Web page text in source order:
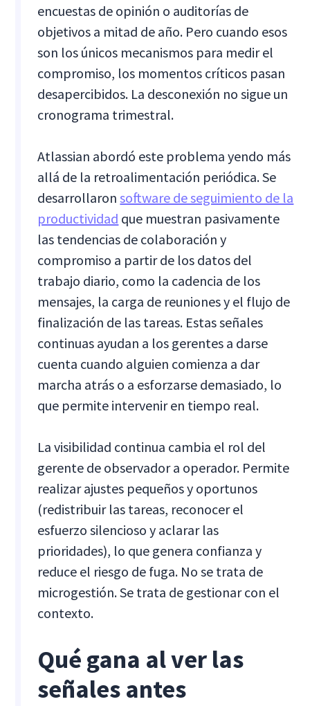
encuestas de opinión o auditorías de
objetivos a mitad de año. Pero cuando esos
son los únicos mecanismos para medir el
compromiso, los momentos críticos pasan
desapercibidos. La desconexión no sigue un
cronograma trimestral.
Atlassian abordó este problema yendo más
allá de la retroalimentación periódica. Se
desarrollaronsoftware de seguimiento de la
productividad que muestran pasivamente
las tendencias de colaboración y
compromiso a partir de los datos del
trabajo diario, como la cadencia de los
mensajes, la carga de reuniones y el flujo de
finalización de las tareas. Estas señales
continuas ayudan a los gerentes a darse
cuenta cuando alguien comienza a dar
marcha atrás o a esforzarse demasiado, lo
que permite intervenir en tiempo real.
La visibilidad continua cambia el rol del
gerente de observador a operador. Permite
realizar ajustes pequeños y oportunos
(redistribuir las tareas, reconocer el
esfuerzo silencioso y aclarar las
prioridades), lo que genera confianza y
reduce el riesgo de fuga. No se trata de
microgestión. Se trata de gestionar con el
contexto.
Qué gana al ver las
señales antes